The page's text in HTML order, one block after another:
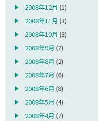
2008年12月 (1)
2008年11月 (3)
2008年10月 (3)
2008年9月 (7)
2008年8月 (2)
2008年7月 (6)
2008年6月 (8)
2008年5月 (4)
2008年4月 (7)